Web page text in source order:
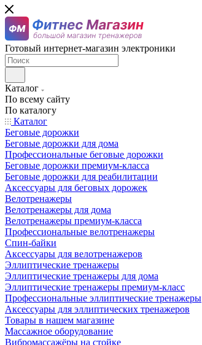
Готовый интернет-магазин электроники
Каталог
По всему сайту
По каталогу
Каталог
Беговые дорожки
Беговые дорожки для дома
Профессиональные беговые дорожки
Беговые дорожки премиум-класса
Беговые дорожки для реабилитации
Аксессуары для беговых дорожек
Велотренажеры
Велотренажеры для дома
Велотренажеры премиум-класса
Профессиональные велотренажеры
Спин-байки
Аксессуары для велотренажеров
Эллиптические тренажеры
Эллиптические тренажеры для дома
Эллиптические тренажеры премиум-класс
Профессиональные эллиптические тренажеры
Аксессуары для эллиптических тренажеров
Товары в нашем магазине
Массажное оборудование
Вибромассажёры на стойке